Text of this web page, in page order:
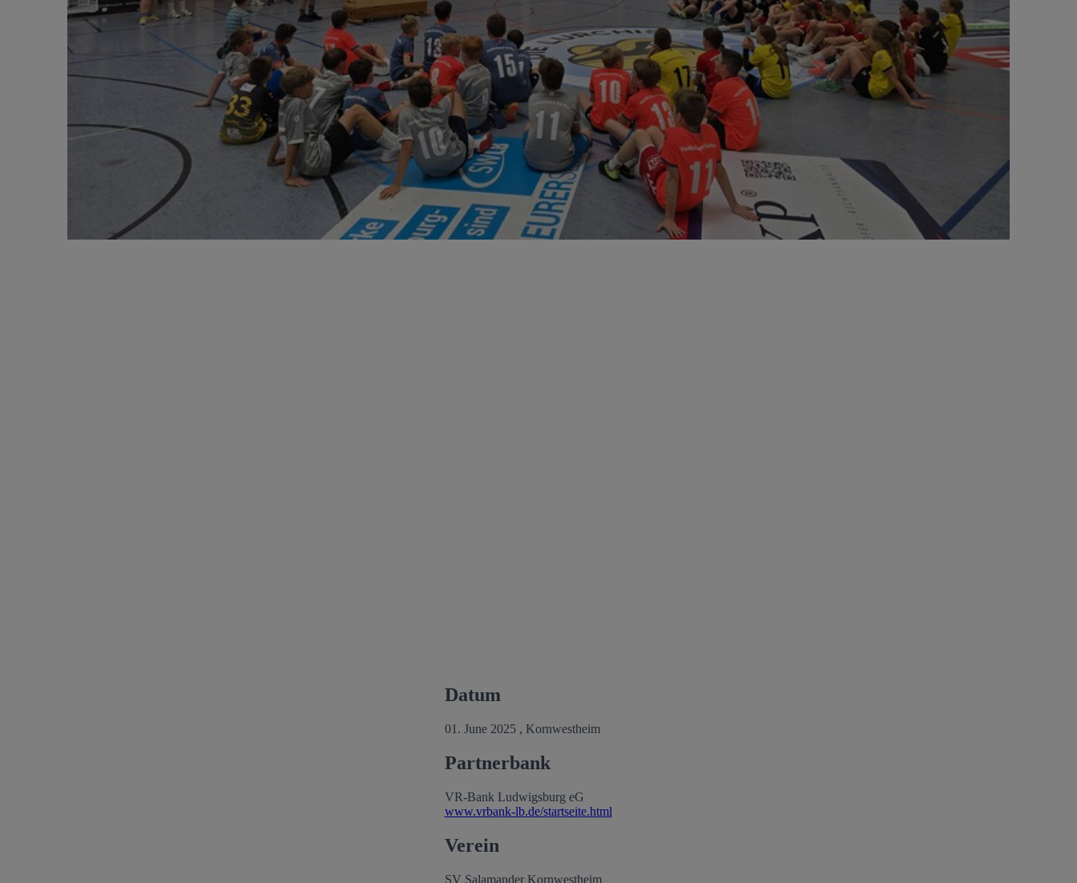
Datum
01. June 2025 , Kornwestheim
Partnerbank
VR-Bank Ludwigsburg eG
www.vrbank-lb.de/startseite.html
Verein
SV Salamander Kornwestheim